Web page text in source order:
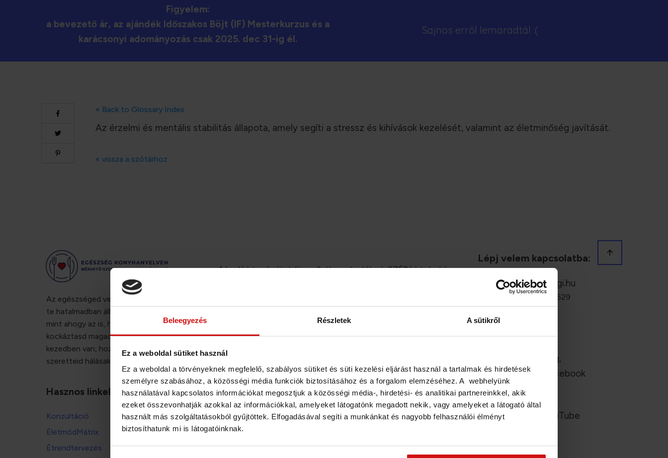
Beleegyezés Részletek A sütikről
Ez a weboldal sütiket használ
Ez a weboldal a törvényeknek megfelelő, szabályos sütiket és süti kezelési eljárást használ a tartalmak és hirdetések
személyre szabásához, a közösségi média funkciók biztosításához és a forgalom elemzéséhez. A webhelyünk
használatával kapcsolatos információkat megosztjuk a közösségi média-, hirdetési- és analitikai partnereinkkel, akik
ezeket összevonhatják azokkal az információkkal, amelyeket látogatónk megadott nekik, vagy amelyeket a látogató által
használt más szolgáltatásokból gyűjtöttek. Elfogadásával segíti a munkánkat és nagyobb felhasználói élményt
biztosíthatunk mi is látogatóinknak.
Figyelem:
a bevezető ár, az ajándék Időszakos Böjt (IF) Mesterkurzus és a
karácsonyi adományozás csak 2025. dec 31-ig él.
Sajnos erről lemaradtál :(
« Back to Glossary Index
Az érzelmi és mentális stabilitás állapota, amely segíti a stressz és kihívások kezelését, valamint az életminőség javítását.
« vissza a szótárhoz
Az egészséged veled kezdődik. Egyedül a
te hatalmadban áll az, hogy helyreállítsd,
mint ahogy az is, hogy mellőzd, és ezzel
kockáztasd magad. A döntés a te
kezedben van, hozd meg jól! A
szeretteid hálásak lesznek érte!
Hasznos linkek:
Konzultáció
ÉletmódMátrix
Étrendtervezés
A bankkártya és átutalás mellett mostantól már SZÉP kártyával és
Részletek: aFizetési lehetőségek aloldalon
Lépj velem kapcsolatba:
Email:szia@sinkoangi.hu
Telefon: +36 30 710 7629
TikTok:
Egészség,
konyhanyelven Facebook
YouTube:Egészség,
konyhanyelven YouTube